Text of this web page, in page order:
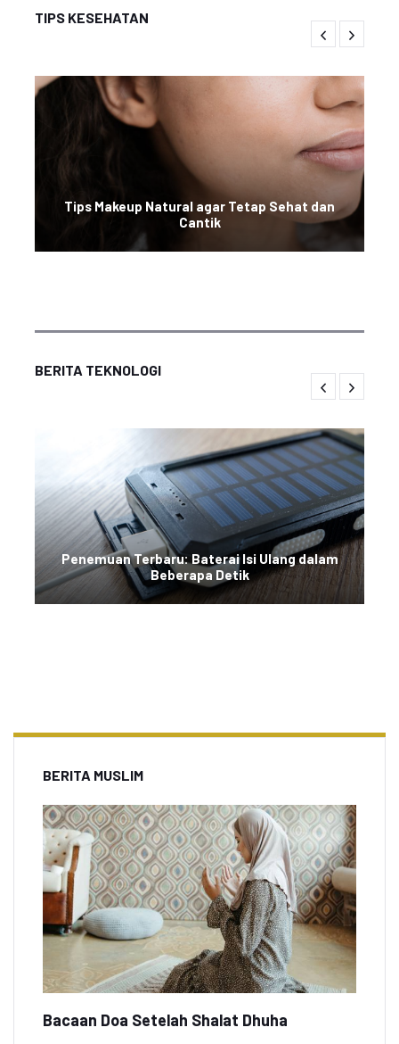
TIPS KESEHATAN
Tips Makeup Natural agar Tetap Sehat dan
Cantik
BERITA TEKNOLOGI
Penemuan Terbaru: Baterai Isi Ulang dalam
Beberapa Detik
BERITA MUSLIM
Bacaan Doa Setelah Shalat Dhuha